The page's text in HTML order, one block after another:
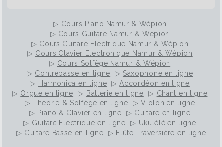
principales difficultés du piano Hormis le solfège
que nous avons déjà évoqué plus haut et qui
représente un frein pour de nombreux
pratiquants, le piano réserve d’autres challenges
à celles et ceux qui rêvent de l’apprivoiser. Mais
quelle fierté et quel plaisir lorsque vous aurez
surmonté les difficultés initiales. Jouer des deux
mains Lorsque l’on parle de grands pianistes, on
utilise très souvent le terme virtuose qui fait
référence à la capacité d’un individu à dépasser
des difficultés particulièrement techniques. Jouer
▷ Cours Piano Namur & Wépion
▷ Cours Guitare Namur & Wépion
▷ Cours Guitare Electrique Namur & Wépion
▷ Cours Clavier Electronique Namur & Wépion
▷ Cours Solfège Namur & Wépion
▷ Contrebasse en ligne ▷ Saxophone en ligne
▷ Harmonica en ligne ▷Accordéon en ligne
▷ Orgue en ligne ▷ Batterie en ligne ▷ Chant en ligne
▷Théorie & Solfège en ligne ▷Violon en ligne
▷ Piano & Clavier en ligne ▷ Guitare en ligne
▷ Guitare Electrique en ligne ▷ Ukulélé en ligne
▷ Guitare Basse en ligne ▷ Flûte Traversière en ligne